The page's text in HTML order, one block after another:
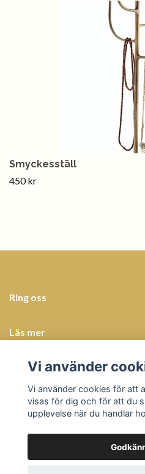
Smyckesställ
450 kr
Ring oss
Läs mer
Sociala medier
Vi använder
Vi använder cookies för att
visas för dig och för att du
upplevelse när du handlar